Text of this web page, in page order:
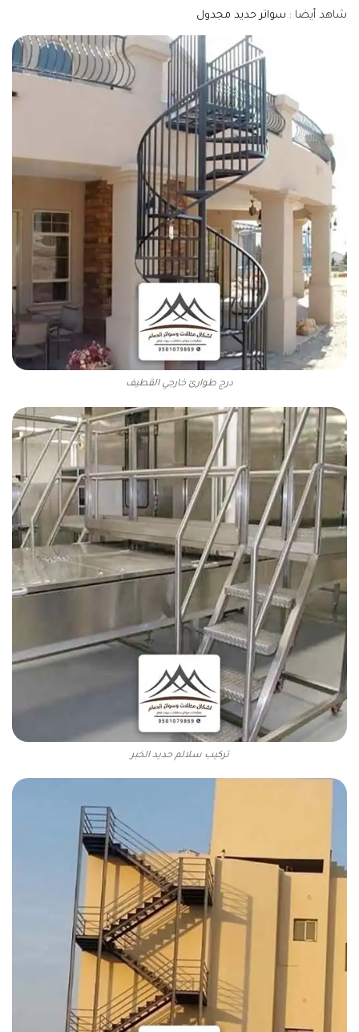
شاهد أيضا : سواتر حديد مجدول
درج طوارئ خارجي القطيف
تركيب سلالم حديد الخبر